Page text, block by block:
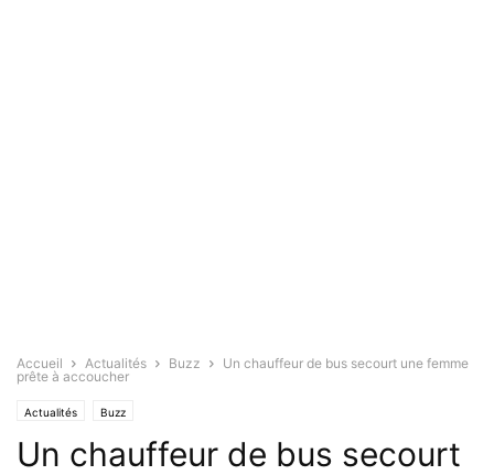
Accueil Actualités Buzz
Un chauffeur de bus secourt une femme
prête à accoucher
Actualités Buzz
Un chauffeur de bus secourt